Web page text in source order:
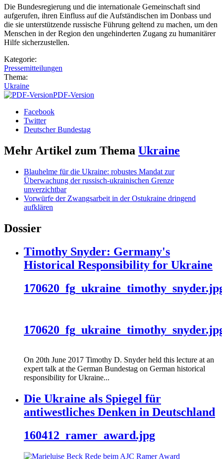
Die Bundesregierung und die internationale Gemeinschaft sind
aufgerufen, ihren Einfluss auf die Aufständischen im Donbass und
die sie unterstützende russische Führung geltend zu machen, um den
Menschen in der Region den ungehinderten Zugang zu humanitärer
Hilfe sicherzustellen.
Kategorie:
Pressemitteilungen
Thema:
Ukraine
PDF-Version
Facebook
Twitter
Deutscher Bundestag
Mehr Artikel zum Thema Ukraine
Blauhelme für die Ukraine: robustes Mandat zur
Überwachung der russisch-ukrainischen Grenze
unverzichtbar
Vorwürfe der Zwangsarbeit in der Ostukraine dringend
aufklären
Dossier
Timothy Snyder: Germany's
Historical Responsibility for Ukraine
On 20th June 2017 Timothy D. Snyder held this lecture at an
expert talk at the German Bundestag on German historical
responsibility for Ukraine...
Die Ukraine als Spiegel für
antiwestliches Denken in Deutschland
160412_ramer_award.jpg